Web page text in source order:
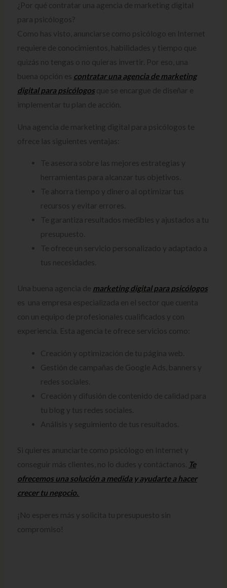
¿Por qué contratar una agencia de marketing digital
para psicólogos?
Como has visto, anunciarse como psicólogo en Internet
requiere de conocimientos, habilidades y tiempo que
quizás no tengas o no quieras invertir. Por eso, una
buena opción es contratar una agencia de marketing
digital para psicólogosque se encargue de diseñar e
implementar tu plan de acción.
Una agencia de marketing digital para psicólogos te
ofrece las siguientes ventajas:
Te asesora sobre las mejores estrategias y
herramientas para alcanzar tus objetivos.
Te ahorra tiempo y dinero al optimizar tus
recursos y evitar errores.
Te garantiza resultados medibles y ajustados a tu
presupuesto.
Te ofrece un servicio personalizado y adaptado a
tus necesidades.
Una buena agencia de marketing digital para psicólogos
es una empresa especializada en el sector que cuenta
con un equipo de profesionales cualificados y con
experiencia. Esta agencia te ofrece servicios como:
Creación y optimización de tu página web.
Gestión de campañas de Google Ads, banners y
redes sociales.
Creación y difusión de contenido de calidad para
tu blog y tus redes sociales.
Análisis y seguimiento de tus resultados.
Si quieres anunciarte como psicólogo en Internet y
conseguir más clientes, no lo dudes y contáctanos. Te
ofrecemos una solución a medida y ayudarte a hacer
crecer tu negocio.
¡No esperes más y solicita tu presupuesto sin
compromiso!